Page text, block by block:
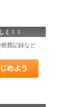
く！！
費記録など